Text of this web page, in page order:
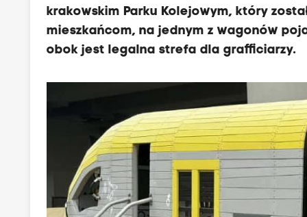
krakowskim Parku Kolejowym, który
mieszkańcom, na jednym z wagonów
obok jest legalna strefa dla grafficiarzy.